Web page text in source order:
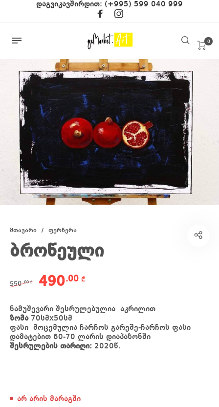
დაგვიკავშირდით: (+995) 599 040 999
0
მთავარი / ფერწერა
ბროწეული
550 .00₾
Original price was: 550.00 ₾.
490.00₾
ნამუშევარი შესრულებულია აკრილით
ზომა70სმx50სმ
ფასი მოცემულია ჩარჩოს გარეშე-ჩარჩოს ფასი
დამატებით 60-70 ლარის დიაპაზონში
შესრულების თარიღი: 2020წ.
არ არის მარაგში